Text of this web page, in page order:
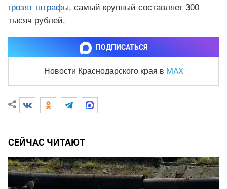
грозят штрафы, самый крупный составляет 300
тысяч рублей.
ПОДПИСАТЬСЯ
Новости Краснодарского края в MAX
СЕЙЧАС ЧИТАЮТ